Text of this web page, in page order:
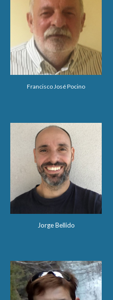
Francisco José Pocino
Jorge Bellido